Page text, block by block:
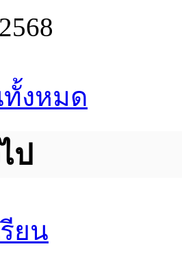
งหมด
ป
ยน